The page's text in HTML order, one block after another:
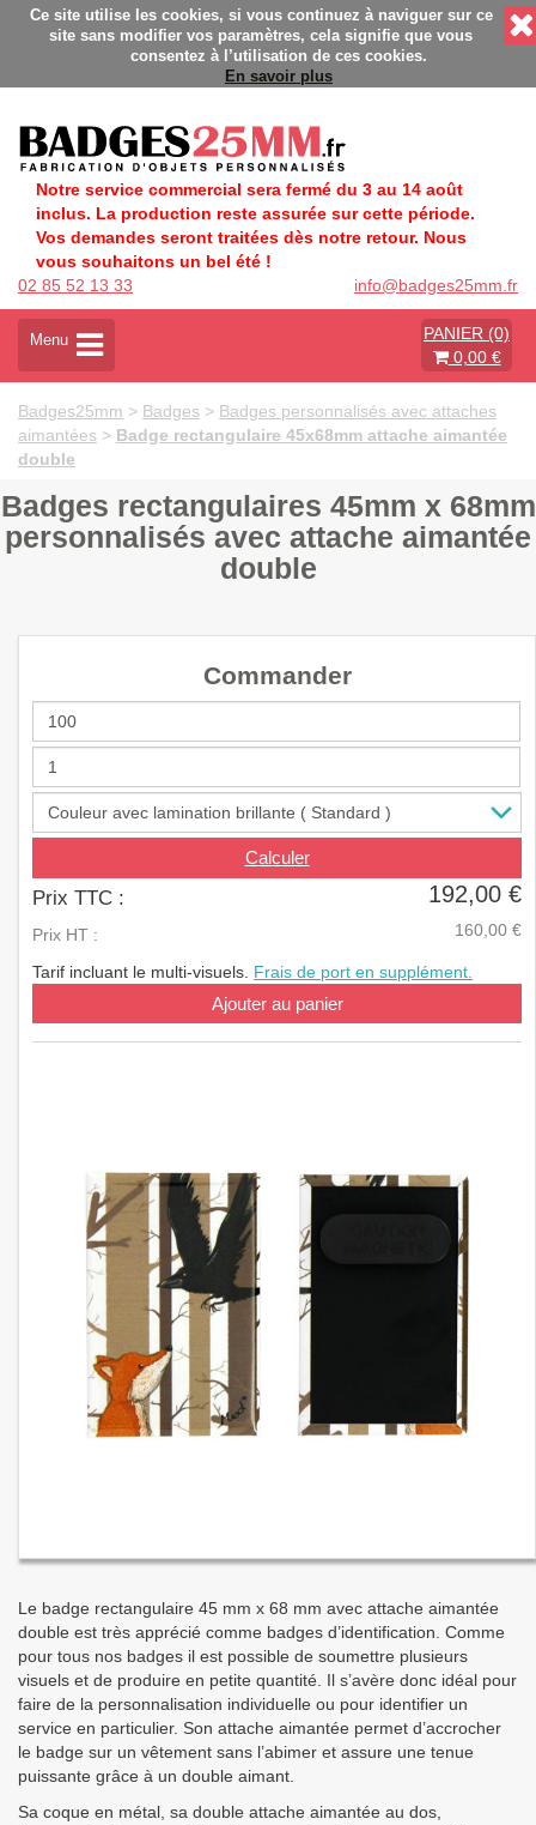
- Fabrication Française éco-responsable - Délais rapides -
Ce site utilise les cookies, si vous continuez à naviguer sur ce
site sans modifier vos paramètres, cela signifie que vous
consentez à l’utilisation de ces cookies.
En savoir plus
Notre service commercial sera fermé du 3 au 14 août
inclus. La production reste assurée sur cette période.
Vos demandes seront traitées dès notre retour. Nous
vous souhaitons un bel été !
02 85 52 13 33
info@badges25mm.fr
A
t
v
e
r
a
n
a
o
Menu
PANIER (0)
0,00 €
Badges25mm > Badges > Badges personnalisés avec attaches
aimantées > Badge rectangulaire 45x68mm attache aimantée
double
Badges rectangulaires 45mm x 68mm
personnalisés avec attache aimantée
double
Commander
Calculer
Prix TTC : 192,00 €
Prix HT : 160,00 €
Tarif incluant le multi-visuels. Frais de port en supplément.
Ajouter au panier
Le badge rectangulaire 45 mm x 68 mm avec attache aimantée
double est très apprécié comme badges d’identification. Comme
pour tous nos badges il est possible de soumettre plusieurs
visuels et de produire en petite quantité. Il s’avère donc idéal pour
faire de la personnalisation individuelle ou pour identifier un
service en particulier. Son attache aimantée permet d’accrocher
le badge sur un vêtement sans l’abimer et assure une tenue
puissante grâce à un double aimant.
Sa coque en métal, sa double attache aimantée au dos,